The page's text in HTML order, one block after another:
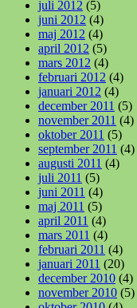
juli 2012 (5)
juni 2012 (4)
maj 2012 (4)
april 2012 (5)
mars 2012 (4)
februari 2012 (4)
januari 2012 (4)
december 2011 (5)
november 2011 (4)
oktober 2011 (5)
september 2011 (4)
augusti 2011 (4)
juli 2011 (5)
juni 2011 (4)
maj 2011 (5)
april 2011 (4)
mars 2011 (4)
februari 2011 (4)
januari 2011 (20)
december 2010 (4)
november 2010 (5)